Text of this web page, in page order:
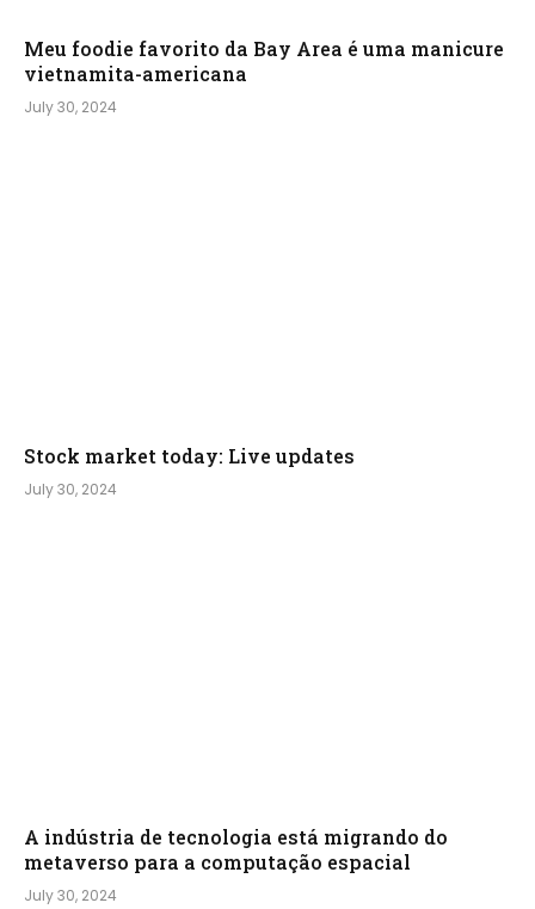
Meu foodie favorito da Bay Area é uma manicure
vietnamita-americana
July 30, 2024
Stock market today: Live updates
July 30, 2024
A indústria de tecnologia está migrando do
metaverso para a computação espacial
July 30, 2024